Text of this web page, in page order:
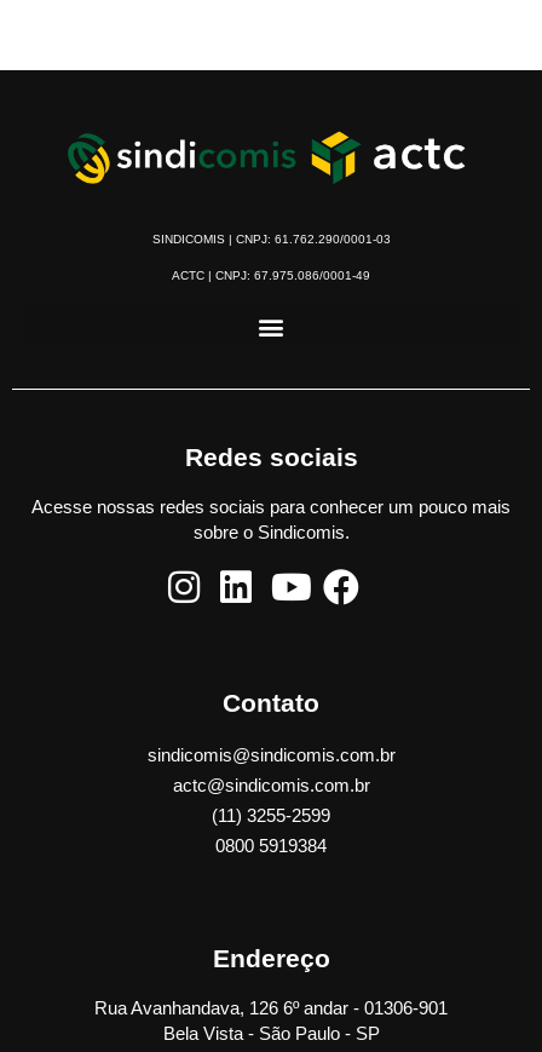
SINDICOMIS | CNPJ: 61.762.290/0001-03
ACTC | CNPJ: 67.975.086/0001-49
Redes sociais
Acesse nossas redes sociais para conhecer um pouco mais
sobre o Sindicomis.
Contato
sindicomis@sindicomis.com.br
actc@sindicomis.com.br
(11) 3255-2599
0800 5919384
Endereço
Rua Avanhandava, 126 6º andar - 01306-901
Bela Vista - São Paulo - SP